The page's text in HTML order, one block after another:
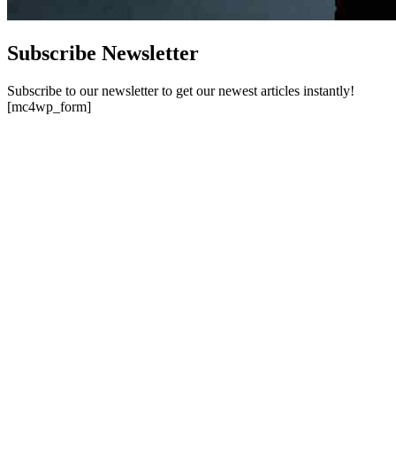
Subscribe Newsletter
Subscribe to our newsletter to get our newest articles instantly!
[mc4wp_form]